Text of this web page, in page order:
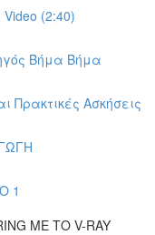
(2:40)
Βήμα Βήμα
Πρακτικές Ασκήσεις
1
ΜΕ ΤΟ V-RAY